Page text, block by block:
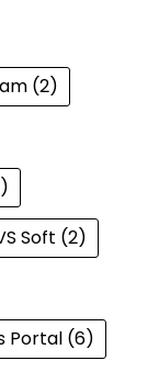
(2)
Soft (2)
Portal(6)